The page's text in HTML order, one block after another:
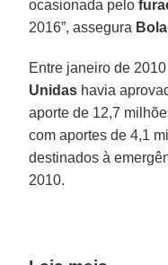
ocasionada pelo
2016”, assegura
Entre janeiro de
Unidas havia
aporte de 12,7
com aportes de 4,1
destinados à
2010.